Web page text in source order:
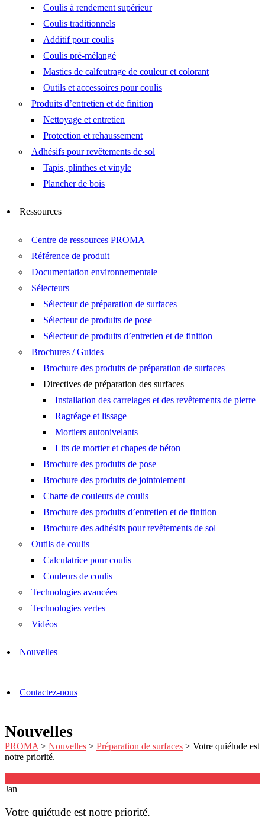
Coulis à rendement supérieur
Coulis traditionnels
Additif pour coulis
Coulis pré-mélangé
Mastics de calfeutrage de couleur et colorant
Outils et accessoires pour coulis
Produits d’entretien et de finition
Nettoyage et entretien
Protection et rehaussement
Adhésifs pour revêtements de sol
Tapis, plinthes et vinyle
Plancher de bois
Ressources
Centre de ressources PROMA
Référence de produit
Documentation environnementale
Sélecteurs
Sélecteur de préparation de surfaces
Sélecteur de produits de pose
Sélecteur de produits d’entretien et de finition
Brochures / Guides
Brochure des produits de préparation de surfaces
Directives de préparation des surfaces
Installation des carrelages et des revêtements de pierre
Ragréage et lissage
Mortiers autonivelants
Lits de mortier et chapes de béton
Brochure des produits de pose
Brochure des produits de jointoiement
Charte de couleurs de coulis
Brochure des produits d’entretien et de finition
Brochure des adhésifs pour revêtements de sol
Outils de coulis
Calculatrice pour coulis
Couleurs de coulis
Technologies avancées
Technologies vertes
Vidéos
Nouvelles
Contactez-nous
Nouvelles
PROMA > Nouvelles > Préparation de surfaces > Votre quiétude est
notre priorité.
Jan
Votre quiétude est notre priorité.